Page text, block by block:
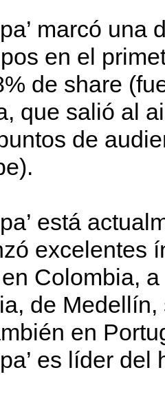
marcó
en el
de share
que salió al
de
está
excelentes
Colombia,
de
en
es líder